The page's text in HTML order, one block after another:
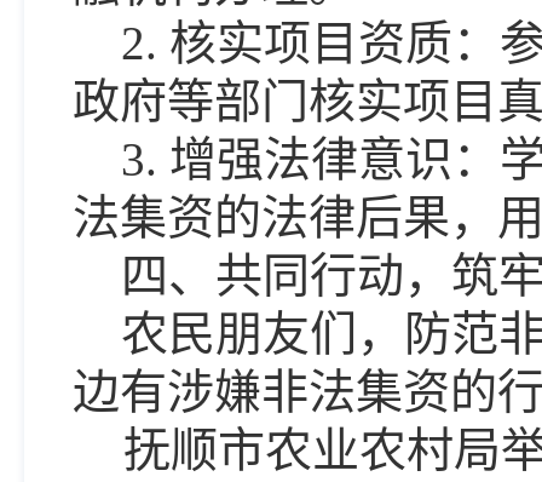
2. 核实项目资质：
政府等部门核实项目
3. 增强法律意识：
法集资的法律后果，
四、共同行动，筑
农民朋友们，防范
边有涉嫌非法集资的
抚顺市农业农村局